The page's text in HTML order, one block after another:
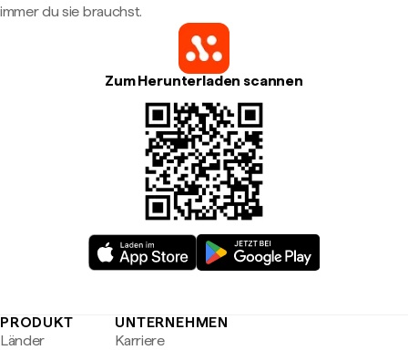
immer du sie brauchst.
Zum Herunterladen scannen
PRODUKT
Länder
UNTERNEHMEN
Karriere